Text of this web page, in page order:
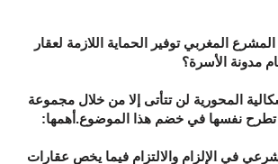
المغربي توفير الحماية اللازمة لعقار
مدونة الأسرة؟
المحورية لن تتأتى إلا من خلال مجموعة
تطرح نفسها في خضم هذا الموضوع.أهمها:
في الإلزام والالتزام فيما يخص عقارات